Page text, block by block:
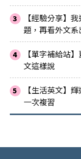
【經驗分享】
題，再看外文系
【單字補給站
文這樣說
【生活英文】
一次複習